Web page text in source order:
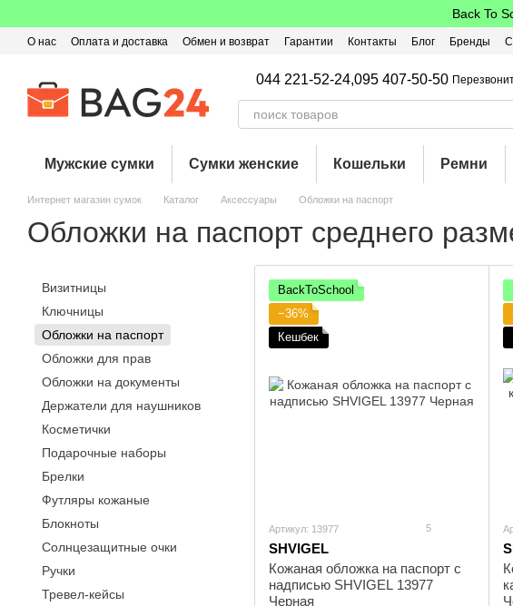
Back To
О нас Оплата и доставка Обмен и возврат Гарантии Контакты Блог Бренды
044 221-52-24,095 407-50-50
Мужские сумки Сумки женские Кошельки Ремни
Интернет магазин сумок Каталог Аксессуары Обложки на паспорт
Обложки на паспорт среднего
BackToSchool
−36%
Кешбек
Артикул: 13977 5
SHVIGEL
Кожаная обложка на паспорт с
надписью SHVIGEL 13977
Черная
Визитницы
Ключницы
Обложки на паспорт
Обложки для прав
Обложки на документы
Держатели для наушников
Косметички
Подарочные наборы
Брелки
Футляры кожаные
Блокноты
Солнцезащитные очки
Ручки
Тревел-кейсы